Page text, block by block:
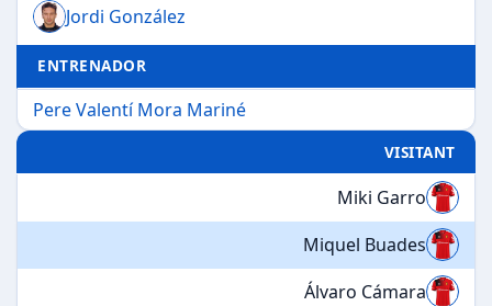
Jordi González
ENTRENADOR
Pere Valentí Mora Mariné
VISITANT
Miki Garro
Miquel Buades
Álvaro Cámara